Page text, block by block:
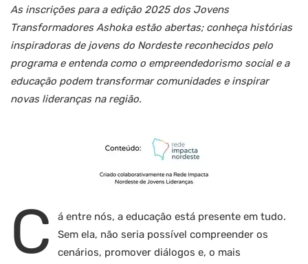
As inscrições para a edição 2025 dos Jovens
Transformadores Ashoka estão abertas; conheça histórias
inspiradoras de jovens do Nordeste reconhecidos pelo
programa e entenda como o empreendedorismo social e a
educação podem transformar comunidades e inspirar
novas lideranças na região.
C
á entre nós, a educação está presente em tudo.
Sem ela, não seria possível compreender os
cenários, promover diálogos e, o mais